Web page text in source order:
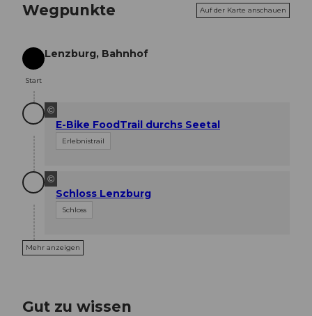
Wegpunkte Auf der Karte anschauen
Start
Start
Lenzburg, Bahnhof
©
E-Bike FoodTrail durchs Seetal
Erlebnistrail
©
Schloss Lenzburg
Schloss
Mehr anzeigen
Gut zu wissen